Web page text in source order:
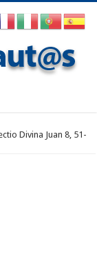
Divina Juan 8, 51-